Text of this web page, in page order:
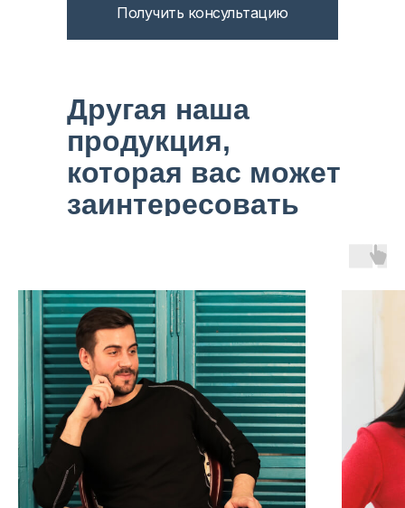
Получить консультацию
Другая наша
продукция,
которая вас может
заинтересовать